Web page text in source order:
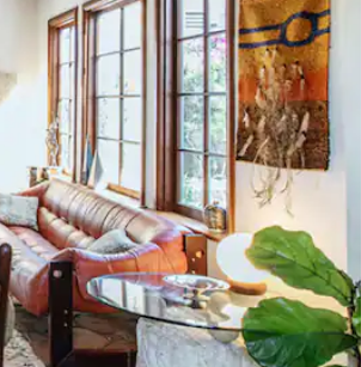
ou en appuyant et en faisant glisser.